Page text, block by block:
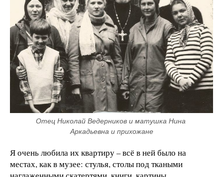
Отец Николай Ведерников и матушка Нина
Аркадьевна и прихожане
Я очень любила их квартиру – всё в ней было на
местах, как в музее: стулья, столы под ткаными